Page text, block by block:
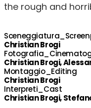
the rough and
Christian Brogi
Christian Brogi,
Montaggio_Editing
Christian Brogi
Interpreti_Cast
Christian Brogi,